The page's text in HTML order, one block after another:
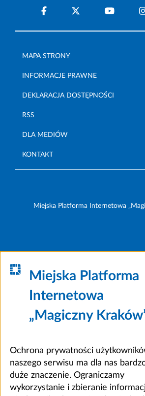
MAPA STRONY
INFORMACJE PRAWNE
DEKLARACJA DOSTĘPNOŚCI
RSS
DLA MEDIÓW
KONTAKT
Miejska Platforma Internetowa
Miejska Platforma
Internetowa
„Magiczny
Ochrona prywatności
naszego serwisu ma dla nas
duże znaczenie. Ograniczamy
wykorzystanie i zbieranie